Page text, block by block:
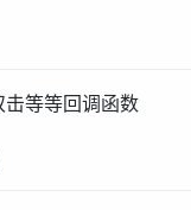
等等回调函数